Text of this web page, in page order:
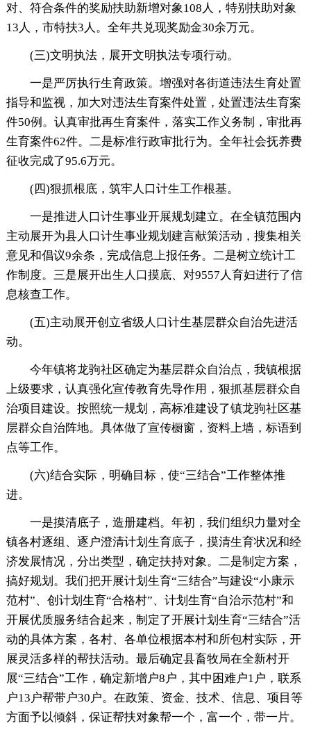
对、符合条件的奖励扶助新增对象108人，特别扶助对象
13人，市特扶3人。全年共兑现奖励金30余万元。
(三)文明执法，展开文明执法专项行动。
一是严厉执行生育政策。增强对各街道违法生育处置
指导和监视，加大对违法生育案件处置，处置违法生育案
件50例。认真审批再生育案件，落实工作义务制，审批再
生育案件62件。二是标准行政审批行为。全年社会抚养费
征收完成了95.6万元。
(四)狠抓根底，筑牢人口计生工作根基。
一是推进人口计生事业开展规划建立。在全镇范围内
主动展开为县人口计生事业规划建言献策活动，搜集相关
意见和倡议9余条，完成信息上报任务。二是树立统计工
作制度。三是展开出生人口摸底、对9557人育妇进行了信
息核查工作。
(五)主动展开创立省级人口计生基层群众自治先进活
动。
今年镇将龙驹社区确定为基层群众自治点，我镇根据
上级要求，认真强化宣传教育先导作用，狠抓基层群众自
治项目建设。按照统一规划，高标准建设了镇龙驹社区基
层群众自治阵地。具体做了宣传橱窗，资料上墙，标语到
点等工作。
(六)结合实际，明确目标，使“三结合”工作整体推
进。
一是摸清底子，造册建档。年初，我们组织力量对全
镇各村逐组、逐户澄清计划生育底子，摸清生育状况和经
济发展情况，分出类型，确定扶持对象。二是制定方案，
搞好规划。我们把开展计划生育“三结合”与建设“小康示
范村”、创计划生育“合格村”、计划生育“自治示范村”和
开展优质服务结合起来，制定了开展计划生育“三结合”活
动的具体方案，各村、各单位根据本村和所包村实际，开
展灵活多样的帮扶活动。最后确定县畜牧局在全新村开
展“三结合”工作，确定新增户8户，其中困难户1户，联系
户13户帮带户30户。在政策、资金、技术、信息、项目等
方面予以倾斜，保证帮扶对象帮一个，富一个，带一片。